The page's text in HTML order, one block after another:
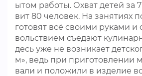
ытом работы. Охват детей за
вит 80 человек. На занятиях
готовят всё своими руками
вольствием съедают
десь уже не возникает
м», ведь при приготовлении
вали и положили в изделие